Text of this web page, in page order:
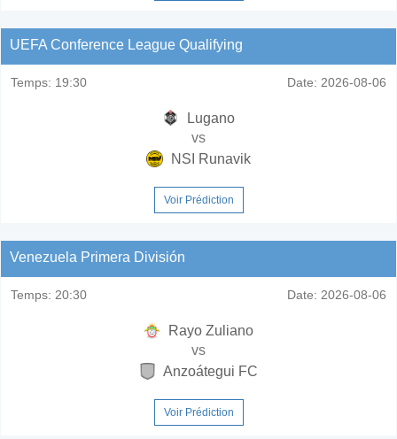
UEFA Conference League Qualifying
Temps: 19:30 Date: 2026-08-06
Lugano
vs
NSI Runavik
Voir Prédiction
Venezuela Primera División
Temps: 20:30 Date: 2026-08-06
Rayo Zuliano
vs
Anzoátegui FC
Voir Prédiction